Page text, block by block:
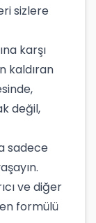
sizlere
karşı
kaldıran
değil,
sadece
ve diğer
formülü